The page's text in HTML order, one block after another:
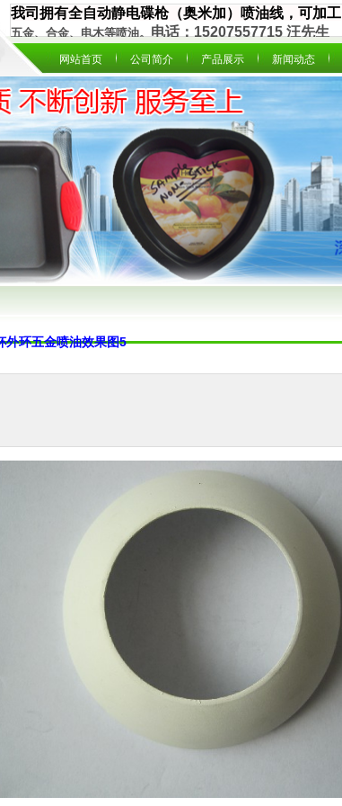
网站首页 公司简介 产品展示 新闻动态
我司拥有全自动静电碟枪（奥米加）喷油线，可加工
五金、合金、电木等喷油。电话：15207557715 汪先生
外环五金喷油效果图5